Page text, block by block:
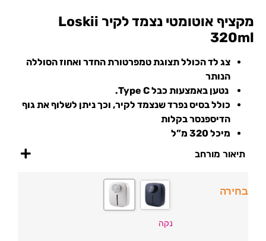
מקציף אוטומטי נצמד לקיר Loskii
320ml
צג לד הכולל תצוגת טמפרטורת החדר ואחוז הסוללה
הנותר
נטען באמצעות כבל Type C.
כולל בסיס נפרד שנצמד לקיר, וכך ניתן לשלוף את גוף
הדיספנסר בקלות
מיכל 320 מ”ל
תיאור מורחב
בחירה
נקה